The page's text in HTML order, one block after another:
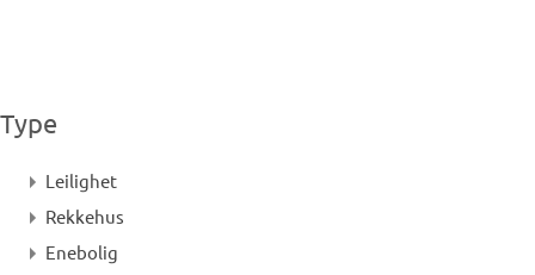
Type
Leilighet
Rekkehus
Enebolig